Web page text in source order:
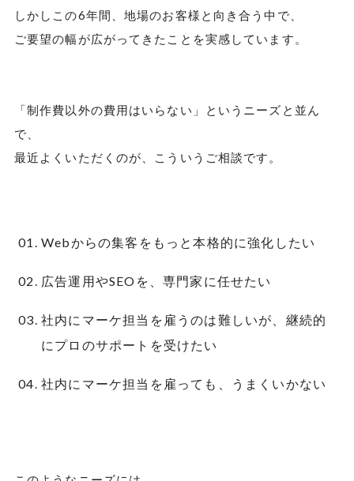
しかしこの6年間、地場のお客様と向き合う中で、
ご要望の幅が広がってきたことを実感しています。
「制作費以外の費用はいらない」というニーズと並ん
で、
最近よくいただくのが、こういうご相談です。
Webからの集客をもっと本格的に強化したい
広告運用やSEOを、専門家に任せたい
社内にマーケ担当を雇うのは難しいが、継続的
にプロのサポートを受けたい
社内にマーケ担当を雇っても、うまくいかない